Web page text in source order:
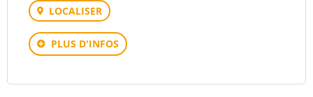
LOCALISER
PLUS D'INFOS